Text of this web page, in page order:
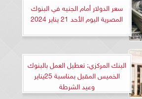
سعر الدولار أمام الجنيه في البنوك
المصرية اليوم الأحد 21 يناير 2024
البنك المركزي: تعطيل العمل بالبنوك
الخميس المقبل بمناسبة 25يناير
وعيد الشرطة